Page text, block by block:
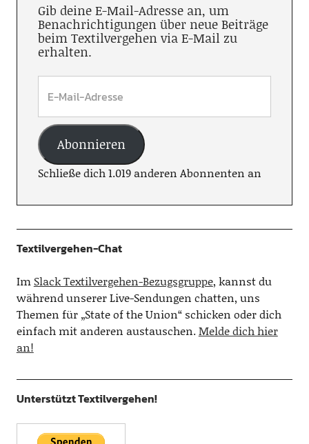
Gib deine E-Mail-Adresse an, um
Benachrichtigungen über neue Beiträge
beim Textilvergehen via E-Mail zu
erhalten.
Abonnieren
Schließe dich 1.019 anderen Abonnenten an
Textilvergehen-Chat
Im Slack Textilvergehen-Bezugsgruppe, kannst du
während unserer Live-Sendungen chatten, uns
Themen für „State of the Union“ schicken oder dich
einfach mit anderen austauschen.Melde dich hier
an!
Unterstützt Textilvergehen!